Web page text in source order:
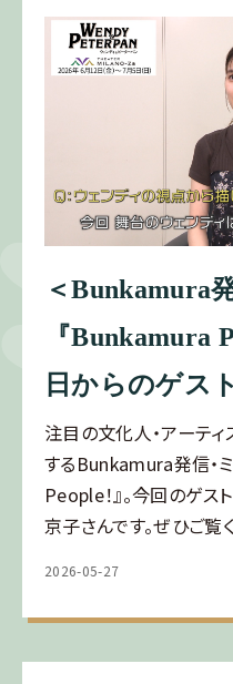
＜Bunkamura
『Bunkamura
日からのゲス
注目の文化人・アーテ
するBunkamura発信・
People！』。今回のゲ
京子さんです。ぜひご覧
2026-05-27